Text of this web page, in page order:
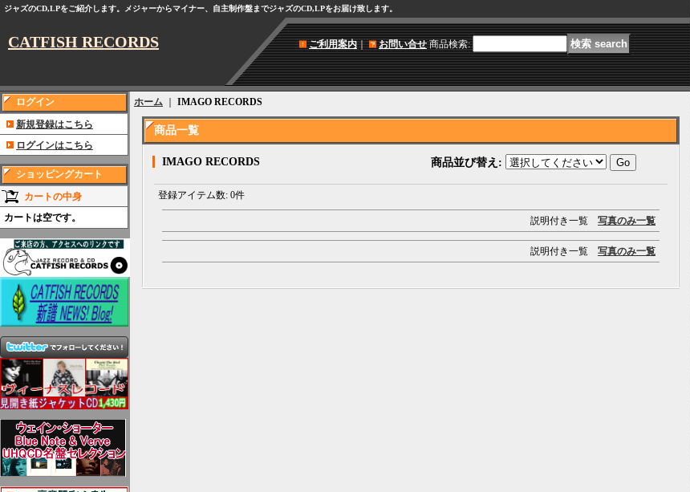
ジャズのCD,LPをご紹介します。メジャーからマイナー、自主制作盤までジャズのCD,LPをお届け致します。
CATFISH RECORDS ご利用案内｜ お問い合せ 商品検索:
ログイン
新規登録はこちら
ログインはこちら
ショッピングカート
カートの中身
カートは空です。
ホーム IMAGO RECORDS
商品一覧
IMAGO RECORDS 商品並び替え :
登録アイテム数: 0件
説明付き一覧 写真のみ一覧
説明付き一覧 写真のみ一覧